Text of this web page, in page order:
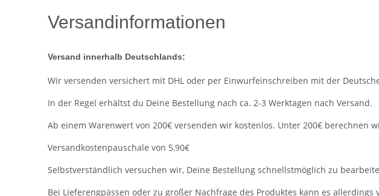
Versandinformationen
Versand innerhalb Deutschlands:
Wir versenden versichert mit DHL oder per Einwurfeinschreiben mit der
In der Regel erhältst du Deine Bestellung nach ca. 2-3 Werktagen nach Versand.
Ab einem Warenwert von 200€ versenden wir kostenlos. Unter 200€ berechnen
Versandkostenpauschale von 5,90€
Selbstverständlich versuchen wir, Deine Bestellung schnellstmöglich zu
Bei Lieferengpässen oder zu großer Nachfrage des Produktes kann es allerdings